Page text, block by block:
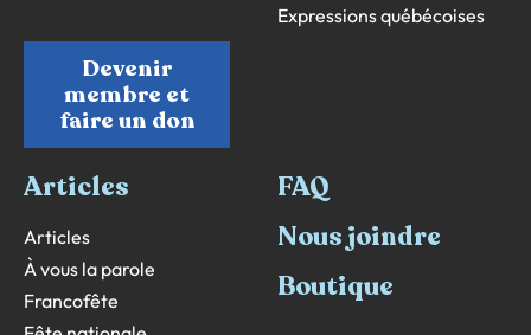
Devenir
membre et
faire un don
Expressions québécoises
Articles
Articles
À vous la parole
Francofête
FAQ
Nous joindre
Boutique